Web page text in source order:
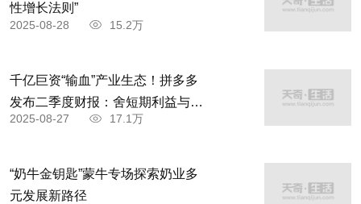
性增长法则”
2025-08-28 15.2万
千亿巨资“输血”产业生态！拼多多
发布二季度财报：舍短期利益与商
家共赴高质量发展
2025-08-27 17.1万
“奶牛金钥匙”蒙牛专场探索奶业多
元发展新路径